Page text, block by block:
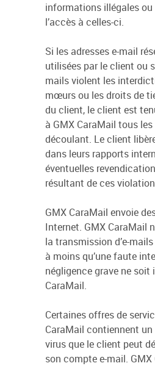
informations illégales ou
l’accès à celles-ci.
Si les adresses e-mail
utilisées par le client ou
mails violent les
mœurs ou les droits de
du client, le client est
à GMX CaraMail tous
découlant. Le client
dans leurs rapports
éventuelles
résultant de ces
GMX CaraMail envoie
Internet. GMX CaraMail
la transmission d’e-
à moins qu’une faute
négligence grave ne soit
CaraMail.
Certaines offres de
CaraMail contiennent
virus que le client peut
son compte e-mail.